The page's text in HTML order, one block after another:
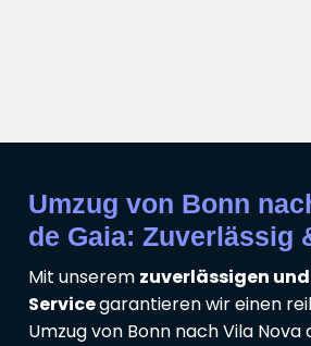
Umzug von Bonn
de Gaia: Zuverlässig
Mit unserem zuverlässigen
Servicegarantieren wir einen
Umzug von Bonn nach Vila Nova